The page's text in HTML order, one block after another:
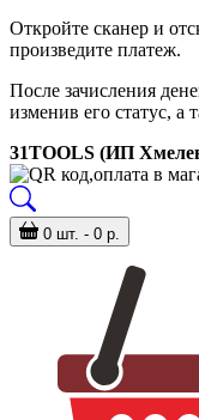
Откройте сканер и
произведите платеж.
После зачисления
изменив его статус, а
31TOOLS (ИП
0 шт. - 0 р.